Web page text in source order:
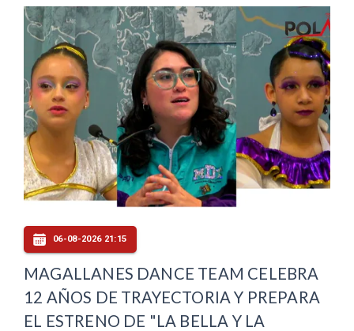
06-08-2026 21:15
MAGALLANES DANCE TEAM CELEBRA
12 AÑOS DE TRAYECTORIA Y PREPARA
EL ESTRENO DE "LA BELLA Y LA